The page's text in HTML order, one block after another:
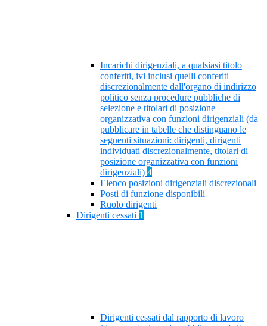
Incarichi dirigenziali, a qualsiasi titolo
conferiti, ivi inclusi quelli conferiti
discrezionalmente dall'organo di indirizzo
politico senza procedure pubbliche di
selezione e titolari di posizione
organizzativa con funzioni dirigenziali (da
pubblicare in tabelle che distinguano le
seguenti situazioni: dirigenti, dirigenti
individuati discrezionalmente, titolari di
posizione organizzativa con funzioni
dirigenziali) 4
Elenco posizioni dirigenziali discrezionali
Posti di funzione disponibili
Ruolo dirigenti
Dirigenti cessati 1
Dirigenti cessati dal rapporto di lavoro